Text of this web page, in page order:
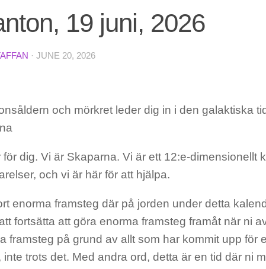
19 juni, 2026
· JUNE 20, 2026
och mörkret leder dig in i den galaktiska
för dig. Vi är Skaparna. Vi är ett 12:e-dimensionellt
och vi är här för att hjälpa.
enorma framsteg där på jorden under detta
fortsätta att göra enorma framsteg framåt när ni
framsteg på grund av allt som har kommit upp för
inte trots det. Med andra ord, detta är en tid där ni